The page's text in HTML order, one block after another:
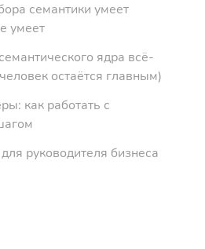
семантики умеет
умеет
ядра всё-
остаётся главным)
как работать с
руководителя бизнеса